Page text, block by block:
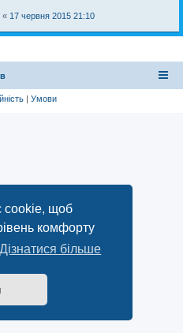
cookie, щоб
комфорту
Дізнатися більше
« 17 червня 2015 21:10
| Умови